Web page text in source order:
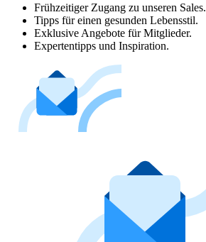
Frühzeitiger Zugang zu unseren Sales.
Tipps für einen gesunden Lebensstil.
Exklusive Angebote für Mitglieder.
Expertentipps und Inspiration.